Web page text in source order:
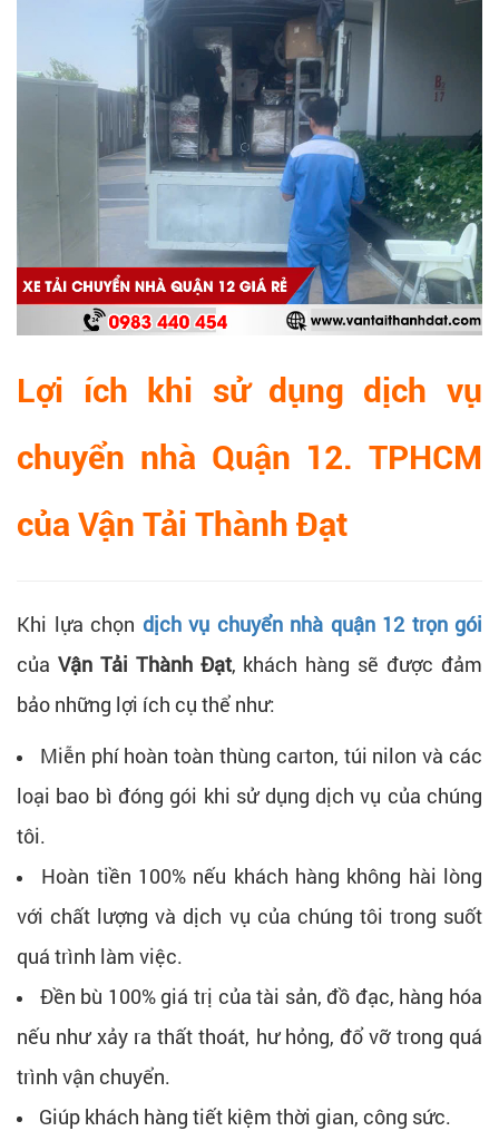
Lợi ích khi sử dụng dịch vụ
chuyển nhà Quận 12. TPHCM
của Vận Tải Thành Đạt
Khi lựa chọn dịch vụ chuyển nhà quận 12 trọn gói
của Vận Tải Thành Đạt, khách hàng sẽ được đảm
bảo những lợi ích cụ thể như:
Miễn phí hoàn toàn thùng carton, túi nilon và các
loại bao bì đóng gói khi sử dụng dịch vụ của chúng
tôi.
Hoàn tiền 100% nếu khách hàng không hài lòng
với chất lượng và dịch vụ của chúng tôi trong suốt
quá trình làm việc.
Đền bù 100% giá trị của tài sản, đồ đạc, hàng hóa
nếu như xảy ra thất thoát, hư hỏng, đổ vỡ trong quá
trình vận chuyển.
Giúp khách hàng tiết kiệm thời gian, công sức.